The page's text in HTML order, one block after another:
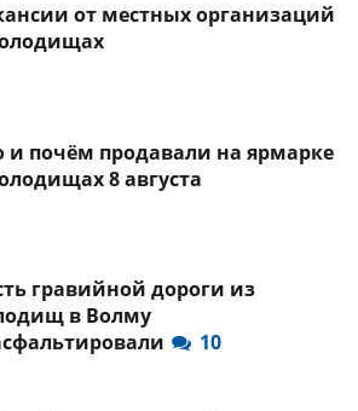
от местных организаций
и почём продавали на ярмарке
8 августа
гравийной дороги из
в Волму
10